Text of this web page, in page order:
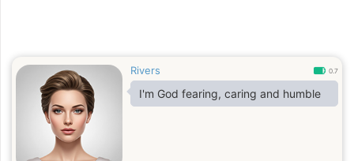
Rivers 0.7
I'm God fearing, caring and humble